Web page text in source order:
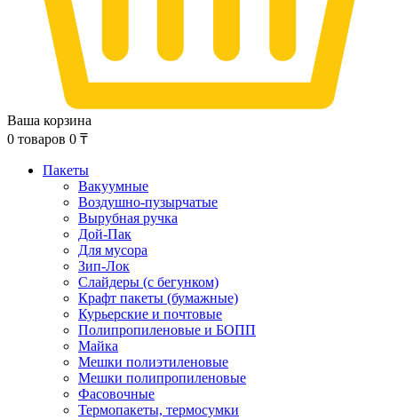
Ваша корзина
0 товаров 0 ₸
Пакеты
Вакуумные
Воздушно-пузырчатые
Вырубная ручка
Дой-Пак
Для мусора
Зип-Лок
Слайдеры (с бегунком)
Крафт пакеты (бумажные)
Курьерские и почтовые
Полипропиленовые и БОПП
Майка
Мешки полиэтиленовые
Мешки полипропиленовые
Фасовочные
Термопакеты, термосумки